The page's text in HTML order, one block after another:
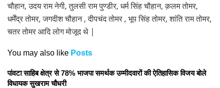
चौहान, उदय राम नेगी, तुलसी राम पुण्डीर, धर्म सिंह चौहान, क़लम तोमर,
धर्मेंद्र तोमर, जगदीश चौहान , दीपचंद तोमर , भूप सिंह तोमर, शांति राम तोमर,
चतर तोमर आदि लोग मोजूद थे |
You may also like Posts
पांवटा साहिब क्षेत्र से 78% भाजपा समर्थक उम्मीदवारों की ऐतिहासिक विजय बोले
विधायक सुखराम चौधरी